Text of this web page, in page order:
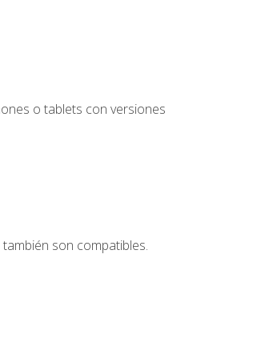
o tablets con versiones
son compatibles.